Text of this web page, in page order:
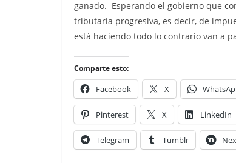
ganado. Esperando el gobierno que
tributaria progresiva, es decir, de
está haciendo todo lo contrario van a
Comparte esto:
Facebook X
Pinterest X LinkedIn
Telegram Tumblr